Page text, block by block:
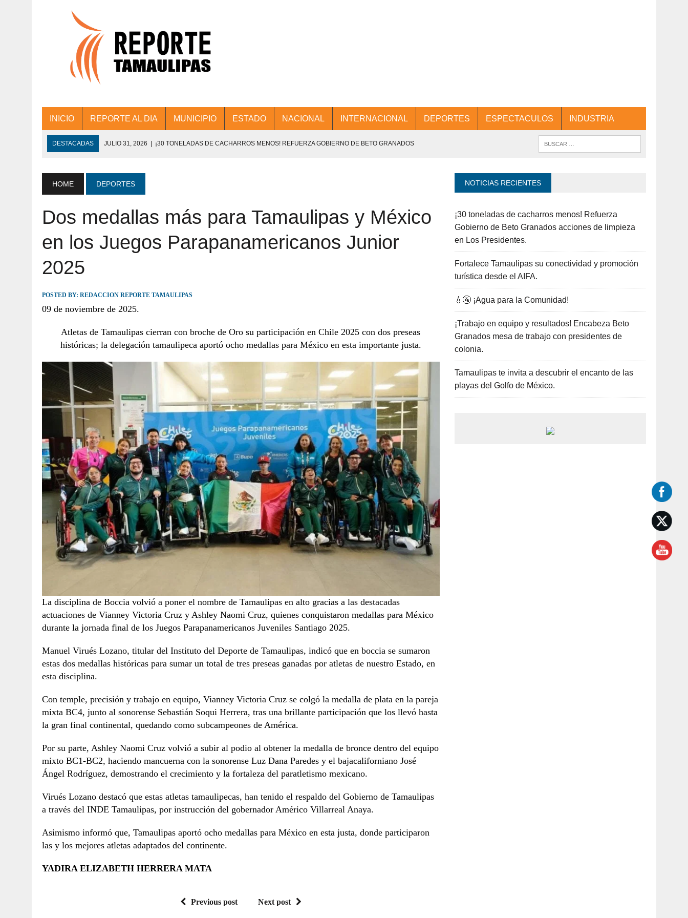
INICIO REPORTE AL DIA MUNICIPIO ESTADO NACIONAL INTERNACIONAL DEPORTES ESPECTACULOS INDUSTRIA
DESTACADAS JULIO 31, 2026 | ¡30 TONELADAS DE CACHARROS MENOS! REFUERZA GOBIERNO DE BETO GRANADOS
JULIO 30, 2026 | 💧🚰 ¡AGUA PARA LA COMUNIDAD!
JULIO 30, 2026 ¡TRABAJO EN EQUIPO Y RESULTADOS! ENCABEZA BETO GRANADOS MESA DE TRABAJO CON PRESIDENTES
JULIO 30, 2026 | TAMAULIPAS TE INVITA A DESCUBRIR EL ENCANTO DE LAS PLAYAS DEL GOLFO DE MÉXICO.
HOME DEPORTES
Dos medallas más para Tamaulipas y México
en los Juegos Parapanamericanos Junior
2025
POSTED BY: REDACCION REPORTE TAMAULIPAS
09 de noviembre de 2025.
Atletas de Tamaulipas cierran con broche de Oro su participación en Chile 2025 con dos preseas
históricas; la delegación tamaulipeca aportó ocho medallas para México en esta importante justa.
La disciplina de Boccia volvió a poner el nombre de Tamaulipas en alto gracias a las destacadas
actuaciones de Vianney Victoria Cruz y Ashley Naomi Cruz, quienes conquistaron medallas para México
durante la jornada final de los Juegos Parapanamericanos Juveniles Santiago 2025.
Manuel Virués Lozano, titular del Instituto del Deporte de Tamaulipas, indicó que en boccia se sumaron
estas dos medallas históricas para sumar un total de tres preseas ganadas por atletas de nuestro Estado, en
esta disciplina.
Con temple, precisión y trabajo en equipo, Vianney Victoria Cruz se colgó la medalla de plata en la pareja
mixta BC4, junto al sonorense Sebastián Soqui Herrera, tras una brillante participación que los llevó hasta
la gran final continental, quedando como subcampeones de América.
Por su parte, Ashley Naomi Cruz volvió a subir al podio al obtener la medalla de bronce dentro del equipo
mixto BC1-BC2, haciendo mancuerna con la sonorense Luz Dana Paredes y el bajacaliforniano José
Ángel Rodríguez, demostrando el crecimiento y la fortaleza del paratletismo mexicano.
Virués Lozano destacó que estas atletas tamaulipecas, han tenido el respaldo del Gobierno de Tamaulipas
a través del INDE Tamaulipas, por instrucción del gobernador Américo Villarreal Anaya.
Asimismo informó que, Tamaulipas aportó ocho medallas para México en esta justa, donde participaron
las y los mejores atletas adaptados del continente.
YADIRA ELIZABETH HERRERA MATA
Previous post Next post
NOTICIAS RECIENTES
¡30 toneladas de cacharros menos! Refuerza
Gobierno de Beto Granados acciones de limpieza
en Los Presidentes.
Fortalece Tamaulipas su conectividad y promoción
turística desde el AIFA.
💧🚰 ¡Agua para la Comunidad!
¡Trabajo en equipo y resultados! Encabeza Beto
Granados mesa de trabajo con presidentes de
colonia.
Tamaulipas te invita a descubrir el encanto de las
playas del Golfo de México.